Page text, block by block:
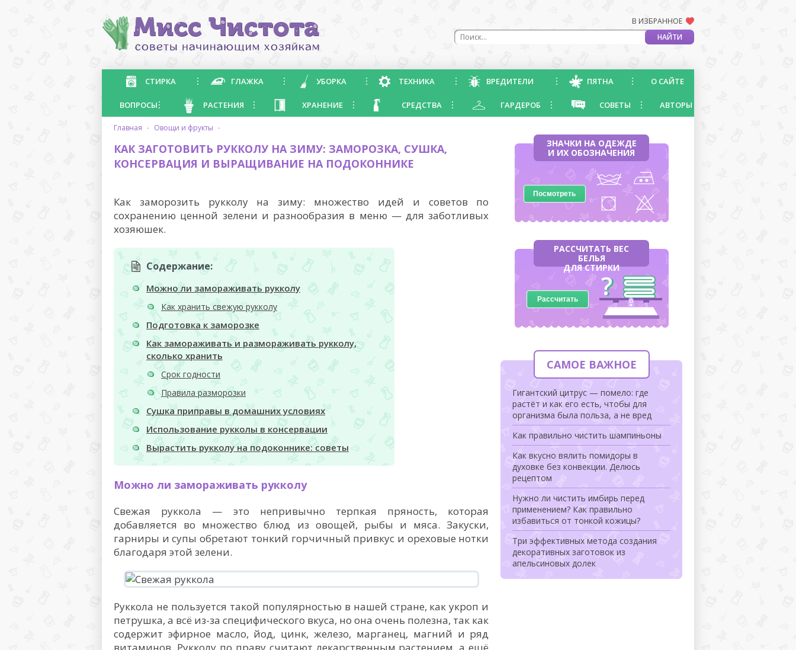
В ИЗБРАННОЕ
СТИРКА ГЛАЖКА УБОРКА ТЕХНИКА ВРЕДИТЕЛИ ПЯТНА О САЙТЕ
ВОПРОСЫ РАСТЕНИЯ ХРАНЕНИЕ СРЕДСТВА ГАРДЕРОБ СОВЕТЫ АВТОРЫ
главная · овощи и фрукты ·
КАК ЗАГОТОВИТЬ РУККОЛУ НА ЗИМУ: ЗАМОРОЗКА, СУШКА,
КОНСЕРВАЦИЯ И ВЫРАЩИВАНИЕ НА ПОДОКОННИКЕ
Как заморозить рукколу на зиму: множество идей и советов по
сохранению ценной зелени и разнообразия в меню — для заботливых
хозяюшек.
Содержание:
Можно ли замораживать рукколу
Как хранить свежую рукколу
Подготовка к заморозке
Как замораживать и размораживать рукколу,
сколько хранить
Срок годности
Правила разморозки
Сушка приправы в домашних условиях
Использование рукколы в консервации
Вырастить рукколу на подоконнике: советы
Можно ли замораживать рукколу
Свежая руккола — это непривычно терпкая пряность, которая
добавляется во множество блюд из овощей, рыбы и мяса. Закуски,
гарниры и супы обретают тонкий горчичный привкус и ореховые нотки
благодаря этой зелени.
Руккола не пользуется такой популярностью в нашей стране, как укроп и
петрушка, а всё из-за специфического вкуса, но она очень полезна, так как
содержит эфирное масло, йод, цинк, железо, марганец, магний и ряд
ЗНАЧКИ НА ОДЕЖДЕ
И ИХ ОБОЗНАЧЕНИЯ
Посмотреть
РАССЧИТАТЬ ВЕС
БЕЛЬЯ
ДЛЯ СТИРКИ
Рассчитать
САМОЕ ВАЖНОЕ
Гигантский цитрус — помело: где
растёт и как его есть, чтобы для
организма была польза, а не вред
Как правильно чистить шампиньоны
Как вкусно вялить помидоры в
духовке без конвекции. Делюсь
рецептом
Нужно ли чистить имбирь перед
применением? Как правильно
избавиться от тонкой кожицы?
Три эффективных метода создания
декоративных заготовок из
апельсиновых долек